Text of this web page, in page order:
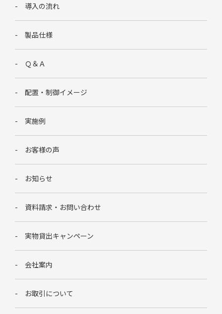
導入の流れ
製品仕様
Ｑ＆Ａ
配置・制御イメージ
実施例
お客様の声
お知らせ
資料請求・お問い合わせ
実物貸出キャンペーン
会社案内
お取引について